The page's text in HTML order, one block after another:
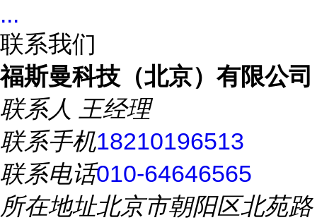
...
联系我们
福斯曼科技（北京）有限公司
联系人 王经理
联系手机18210196513
联系电话010-64646565
所在地址北京市朝阳区北苑路